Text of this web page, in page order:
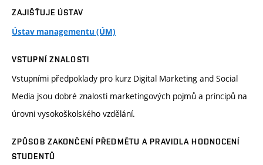
ZAJIŠŤUJE ÚSTAV
Ústav managementu (ÚM)
VSTUPNÍ ZNALOSTI
Vstupními předpoklady pro kurz Digital Marketing and Social
Media jsou dobré znalosti marketingových pojmů a principů na
úrovni vysokoškolského vzdělání.
ZPŮSOB ZAKONČENÍ PŘEDMĚTU A PRAVIDLA HODNOCENÍ
STUDENTŮ